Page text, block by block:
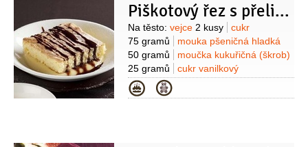
(8%)
pepř černý8 kuliček
nové
koření 4 kuličky bobkový list
(celý)
semínko hořčičné
2 lžičky
voda 3,8 decilitru
Piškotový řez s přelivem ze sušených švestek
Suroviny
Na těsto: vejce 2 kusy
cukr
75 gramů
mouka pšeničná hladká
50 gramů
moučka kukuřičná (škrob)
25 gramů
cukr vanilkový
1/2balíčku
přeliv: víno červené
Kategorie